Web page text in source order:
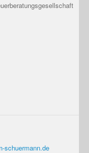
schuermann.de